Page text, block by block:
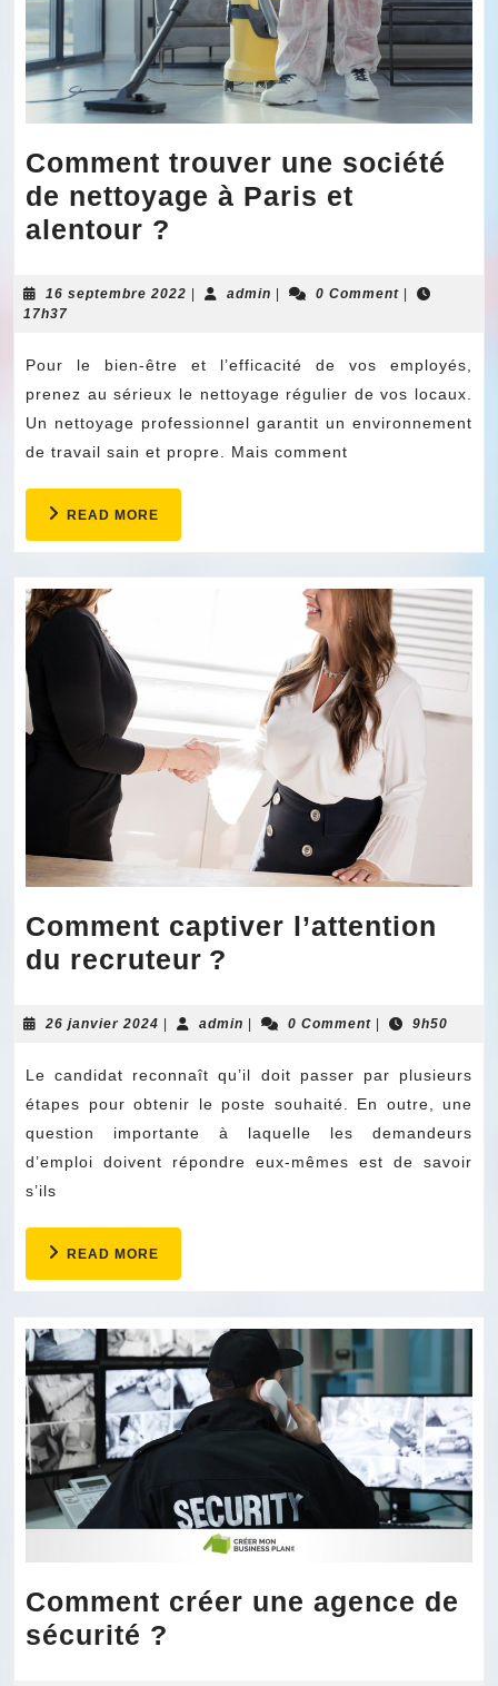
Comment trouver une société
de nettoyage à Paris et
alentour ?
une
de
nettoyage
à
Paris
et
?
16 septembre 2022 16
admin admin 0 Comment
17h37
Pour le bien-être et l’efficacité de vos employés,
prenez au sérieux le nettoyage régulier de vos locaux.
Un nettoyage professionnel garantit un environnement
de travail sain et propre. Mais comment
READ MORE
Comment captiver l’attention
du recruteur ?
l’attention
recruteur ?
26 janvier 2024 26
admin admin 0 Comment 9h50
Le candidat reconnaît qu’il doit passer par plusieurs
étapes pour obtenir le poste souhaité. En outre, une
question importante à laquelle les demandeurs
d’emploi doivent répondre eux-mêmes est de savoir
s’ils
READ MORE
Comment créer une agence de
sécurité ?